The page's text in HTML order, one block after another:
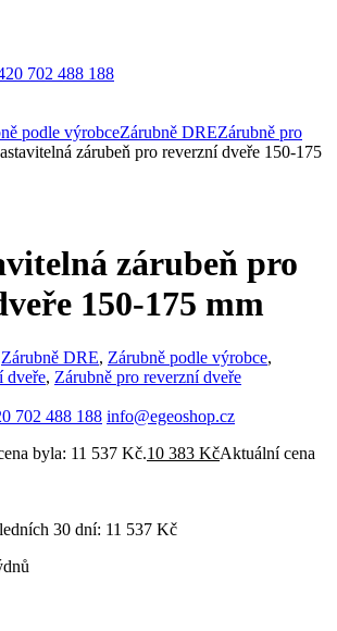
702 488 188
podle výrobceZárubně DREZárubně pro
zárubeň pro reverzní dveře 150-175
zárubeň pro
150-175 mm
Zárubně DRE, Zárubně podle výrobce,
dveře, Zárubně pro reverzní dveře
702 488 188 info@egeoshop.cz
byla: 11 537 Kč.10 383 KčAktuální cena
30 dní: 11 537 Kč